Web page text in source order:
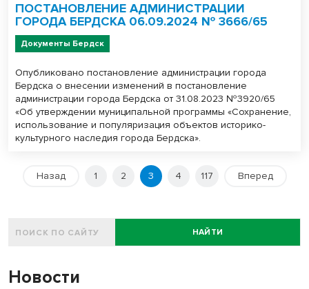
ПОСТАНОВЛЕНИЕ АДМИНИСТРАЦИИ
ГОРОДА БЕРДСКА 06.09.2024 № 3666/65
Документы Бердск
Опубликовано постановление администрации города
Бердска о внесении изменений в постановление
администрации города Бердска от 31.08.2023 №3920/65
«Об утверждении муниципальной программы «Сохранение,
использование и популяризация объектов историко-
культурного наследия города Бердска».
Назад 1 2 3 4 117 Вперед
НАЙТИ
Новости